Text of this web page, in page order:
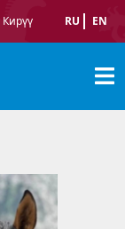
Кирүү RU EN